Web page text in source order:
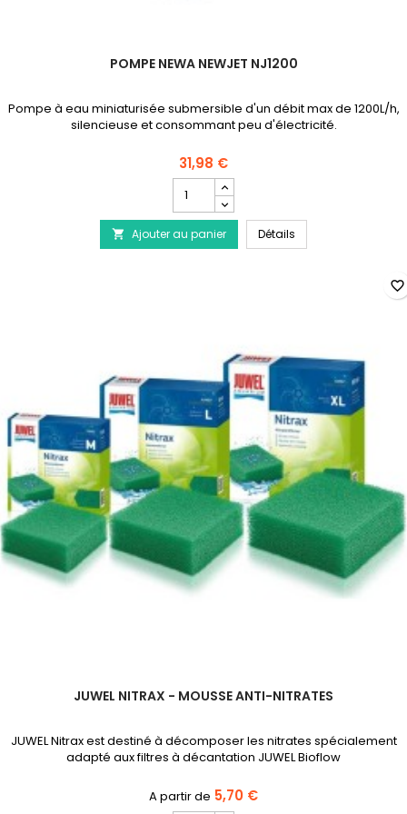
POMPE NEWA NEWJET NJ1200
Pompe à eau miniaturisée submersible d'un débit max de 1200L/h,
silencieuse et consommant peu d'électricité.
31,98 €
quantité
du
produit
Pompe
 Ajouter au panier Détails
JUWEL NITRAX - MOUSSE ANTI-NITRATES
JUWEL Nitrax est destiné à décomposer les nitrates spécialement
adapté aux filtres à décantation JUWEL Bioflow
5,70 €
favorite_border